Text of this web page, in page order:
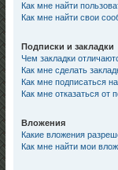
Как мне найти
Как мне найти свои
Подписки и закладки
Чем закладки
Как мне сделать
Как мне подписаться
Как мне отказаться от
Вложения
Какие вложения
Как мне найти мои